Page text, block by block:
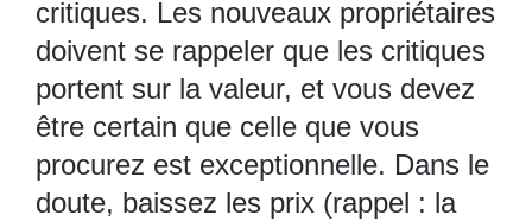
critiques. Les nouveaux propriétaires
doivent se rappeler que les critiques
portent sur la valeur, et vous devez
être certain que celle que vous
procurez est exceptionnelle. Dans le
doute, baissez les prix (rappel : la